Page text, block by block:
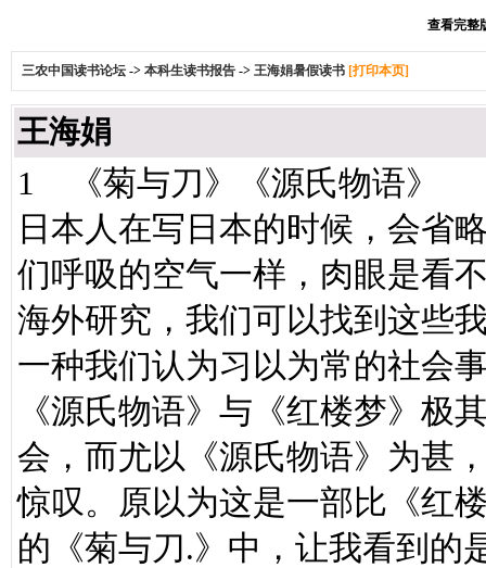
查看完整
三农中国读书论坛 -> 本科生读书报告 -> 王海娟暑假读书 [打印本页]
王海娟
1 《菊与刀》《源氏物语》
日本人在写日本的时候，会省
们呼吸的空气一样，肉眼是看
海外研究，我们可以找到这些
一种我们认为习以为常的社会
《源氏物语》与《红楼梦》极
会，而尤以《源氏物语》为甚
惊叹。原以为这是一部比《红
的《菊与刀.》中，让我看到的